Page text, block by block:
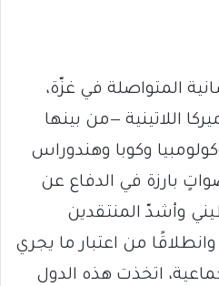
المتواصلة في غزّة،
اللاتينية —من بينها
وكولومبيا وكوبا وهندوراس
بارزة في الدفاع عن
وأشدّ المنتقدين
من اعتبار ما يجري
اتخذت هذه الدول